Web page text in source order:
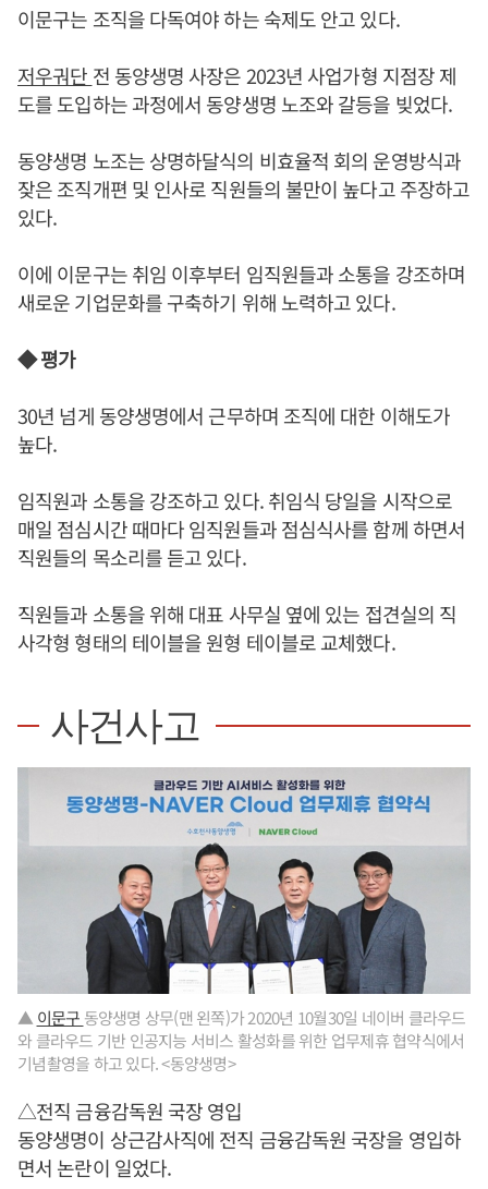
이문구는 조직을 다독여야 하는 숙제도 안고 있다.
저우궈단 전 동양생명 사장은 2023년 사업가형 지점장 제
도를 도입하는 과정에서 동양생명 노조와 갈등을 빚었다.
동양생명 노조는 상명하달식의 비효율적 회의 운영방식과
잦은 조직개편 및 인사로 직원들의 불만이 높다고 주장하고
있다.
이에 이문구는 취임 이후부터 임직원들과 소통을 강조하며
새로운 기업문화를 구축하기 위해 노력하고 있다.
◆ 평가
30년 넘게 동양생명에서 근무하며 조직에 대한 이해도가
높다.
임직원과 소통을 강조하고 있다. 취임식 당일을 시작으로
매일 점심시간 때마다 임직원들과 점심식사를 함께 하면서
직원들의 목소리를 듣고 있다.
직원들과 소통을 위해 대표 사무실 옆에 있는 접견실의 직
사각형 형태의 테이블을 원형 테이블로 교체했다.
사건사고
▲ 이문구 동양생명 상무(맨 왼쪽)가 2020년 10월30일 네이버 클라우드
와 클라우드 기반 인공지능 서비스 활성화를 위한 업무제휴 협약식에서
기념촬영을 하고 있다. <동양생명>
△전직 금융감독원 국장 영입
동양생명이 상근감사직에 전직 금융감독원 국장을 영입하
면서 논란이 일었다.